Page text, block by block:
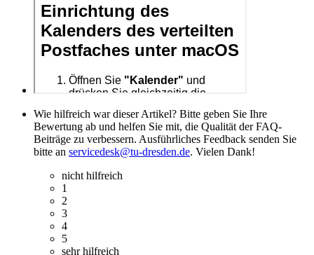
Wie hilfreich war dieser Artikel? Bitte geben Sie Ihre
Bewertung ab und helfen Sie mit, die Qualität der FAQ-
Beiträge zu verbessern. Ausführliches Feedback senden Sie
bitte an servicedesk@tu-dresden.de. Vielen Dank!
nicht hilfreich
1
2
3
4
5
sehr hilfreich